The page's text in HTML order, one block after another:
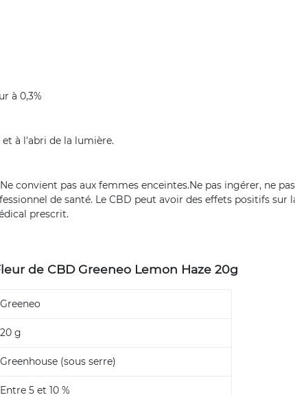
à 0,3%
à l'abri de la lumière.
convient pas aux femmes enceintes.Ne pas ingérer, ne
de santé. Le CBD peut avoir des effets positifs
prescrit.
de CBD Greeneo Lemon Haze 20g
Greeneo
20 g
Greenhouse (sous serre)
Entre 5 et 10 %